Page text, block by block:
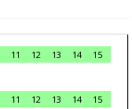
11 12 13 14
15
11 12 13 14
15